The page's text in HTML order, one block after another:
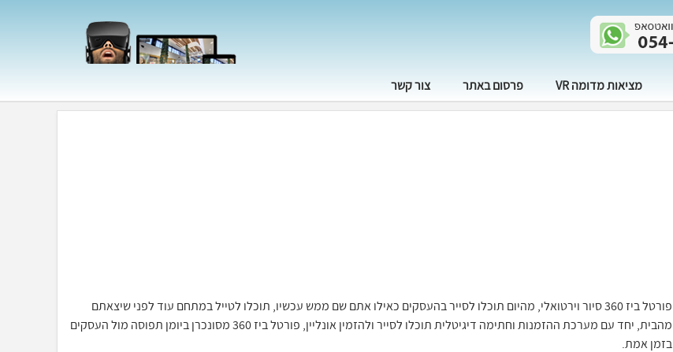
מציאות מדומה VR פרסום באתר צור קשר
פורטל ביז 360 סיור וירטואלי, מהיום תוכלו לסייר בהעסקים כאילו אתם שם ממש עכשיו, תוכלו לטייל במתחם עוד לפני שיצאתם
מהבית, יחד עם מערכת ההזמנות וחתימה דיגיטלית תוכלו לסייר ולהזמין אונליין, פורטל ביז 360 מסונכרן ביומן תפוסה מול העסקים
בזמן אמת.